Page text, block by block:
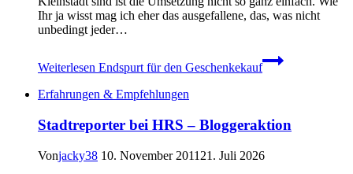
Ihr ja wisst mag ich eher das ausgefallene, das, was nicht
unbedingt jeder…
Weiterlesen Endspurt für den Geschenkekauf
Erfahrungen & Empfehlungen
Stadtreporter bei HRS – Bloggeraktion
Vonjacky38 10. November 2011 21. Juli 2026